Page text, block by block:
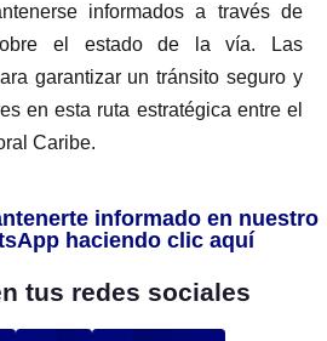
informados a través de
el estado de la vía. Las
garantizar un tránsito seguro y
en esta ruta estratégica entre el
Caribe.
informado en nuestro
haciendo clic aquí
tus redes sociales